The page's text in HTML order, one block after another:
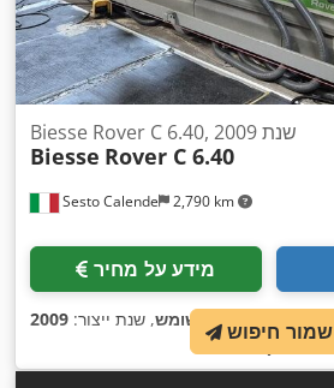
Sesto Calende 2,790 km
Biesse Rover C 6.40, שנת 2009
Biesse Rover C 6.40
מידע על מחיר
מצב: משומש, שנת ייצור: 2009 שמור חיפוש